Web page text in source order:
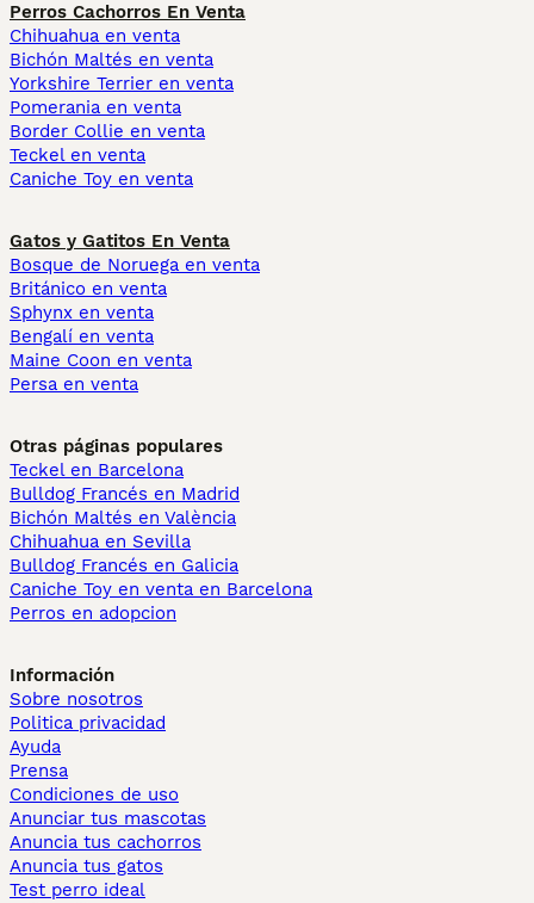
Perros Cachorros En Venta
Chihuahua en venta
Bichón Maltés en venta
Yorkshire Terrier en venta
Pomerania en venta
Border Collie en venta
Teckel en venta
Caniche Toy en venta
Gatos y Gatitos En Venta
Bosque de Noruega en venta
Británico en venta
Sphynx en venta
Bengalí en venta
Maine Coon en venta
Persa en venta
Otras páginas populares
Teckel en Barcelona
Bulldog Francés en Madrid
Bichón Maltés en València
Chihuahua en Sevilla
Bulldog Francés en Galicia
Caniche Toy en venta en Barcelona
Perros en adopcion
Información
Sobre nosotros
Politica privacidad
Ayuda
Prensa
Condiciones de uso
Anunciar tus mascotas
Anuncia tus cachorros
Anuncia tus gatos
Test perro ideal